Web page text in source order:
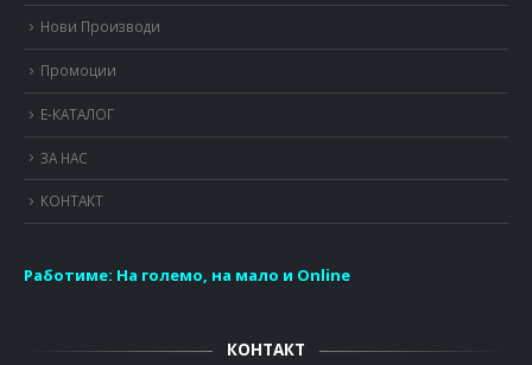
Нови Производи
Промоции
Е-КАТАЛОГ
ЗА НАС
КОНТАКТ
Работиме: На големо, на мало и Online
КОНТАКТ